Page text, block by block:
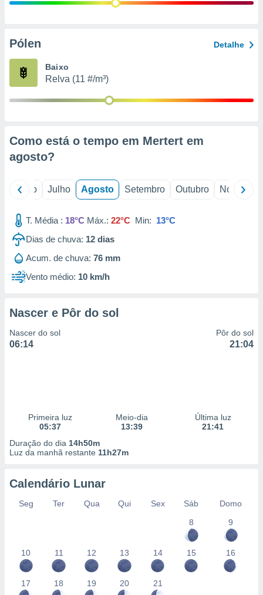
e
de
Pólen Detalhe
Baixo
Relva (11 #/m³)
Como está o tempo em Mertert em
agosto?
Junho Julho Agosto Setembro Outubro Novembro
T. Média : 18°C Máx.: 22°C Min: 13°C
Dias de chuva: 12 dias
Acum. de chuva: 76 mm
Vento médio: 10 km/h
Nascer e Pôr do sol
Nascer do sol
06:14
Pôr do sol
21:04
Primeira luz
05:37
Meio-dia
13:39
Última luz
21:41
Duração do dia 14h50m
Luz da manhã restante 11h27m
Calendário Lunar
Seg Ter Qua Qui Sex Sáb
Domo
8
9
10 11 12 13 14 15 16
17 18 19 20 21